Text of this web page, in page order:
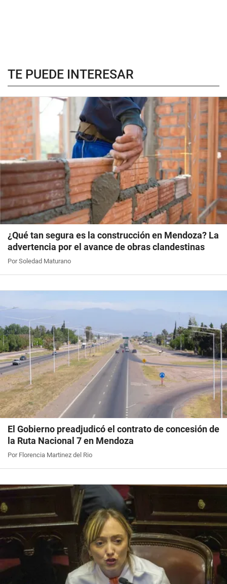
TE PUEDE INTERESAR
¿Qué tan segura es la construcción en Mendoza? La
advertencia por el avance de obras clandestinas
Por Soledad Maturano
El Gobierno preadjudicó el contrato de concesión de
la Ruta Nacional 7 en Mendoza
Por Florencia Martinez del Rio